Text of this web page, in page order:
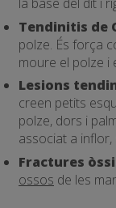
la base del dit i
Tendinitis de
polze. És força
moure el polze i
Lesions
creen petits
polze, dors i
associat a inflor,
Fractures
ossos de les